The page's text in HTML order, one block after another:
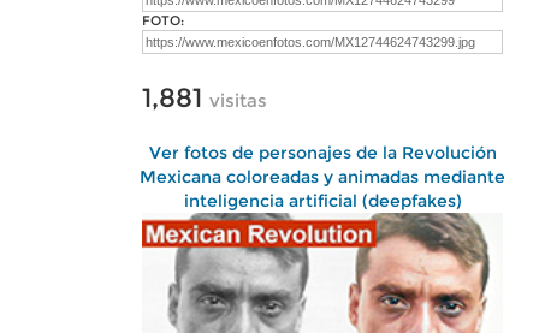
FOTO:
1,881 visitas
Ver fotos de personajes de la Revolución
Mexicana coloreadas y animadas mediante
inteligencia artificial (deepfakes)